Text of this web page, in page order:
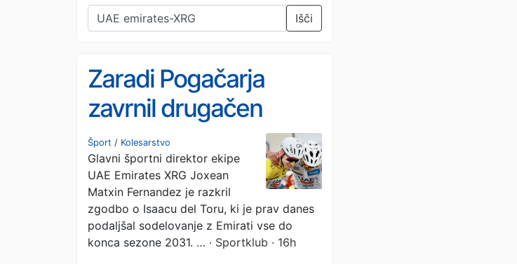
Išči
Zaradi Pogačarja
zavrnil drugačen
načrt ekipe
Šport / Kolesarstvo
Glavni športni direktor ekipe
UAE Emirates XRG Joxean
Matxin Fernandez je razkril
zgodbo o Isaacu del Toru, ki je prav danes
podaljšal sodelovanje z Emirati vse do
konca sezone 2031. … · Sportklub · 16h